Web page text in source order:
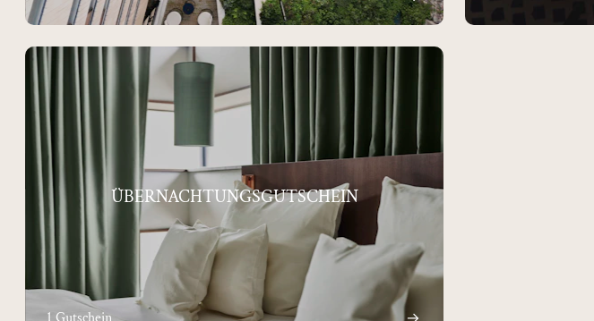
ÜBERNACHTUNGSGUTSCHEIN